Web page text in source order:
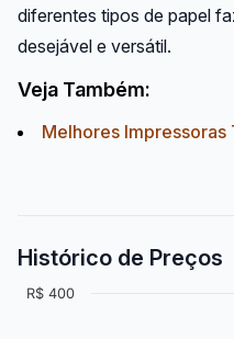
diferentes tipos de papel
desejável e versátil.
Veja Também:
Melhores Impressoras
Histórico de Preços
R$ 400